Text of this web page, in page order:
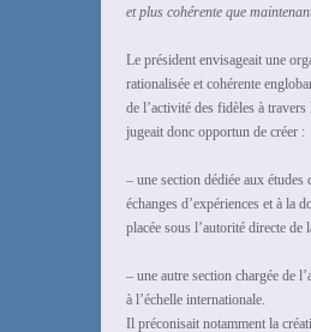
et plus cohérente que
Le président envisageait une
rationalisée et cohérente
de l’activité des fidèles à
jugeait donc opportun de créer :
– une section dédiée aux études
échanges d’expériences et à la
placée sous l’autorité directe de
– une autre section chargée de
à l’échelle internationale.
Il préconisait notamment la